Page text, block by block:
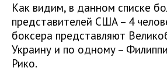
Как видим, в данном списке
представителей США – 4
боксера представляют
Украину и по одному –
Рико.